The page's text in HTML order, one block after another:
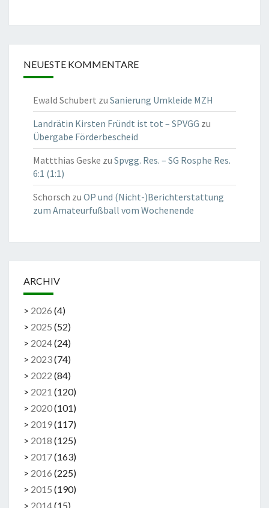
NEUESTE KOMMENTARE
Ewald Schubert zu Sanierung Umkleide MZH
Landrätin Kirsten Fründt ist tot – SPVGG zu
Übergabe Förderbescheid
Mattthias Geske zu Spvgg. Res. – SG Rosphe Res.
6:1 (1:1)
Schorsch zu OP und (Nicht-)Berichterstattung
zum Amateurfußball vom Wochenende
ARCHIV
> 2026 (4)
> 2025 (52)
> 2024(24)
> 2023(74)
> 2022 (84)
> 2021 (120)
> 2020(101)
> 2019(117)
> 2018 (125)
> 2017(163)
> 2016 (225)
> 2015 (190)
> 2014(15)